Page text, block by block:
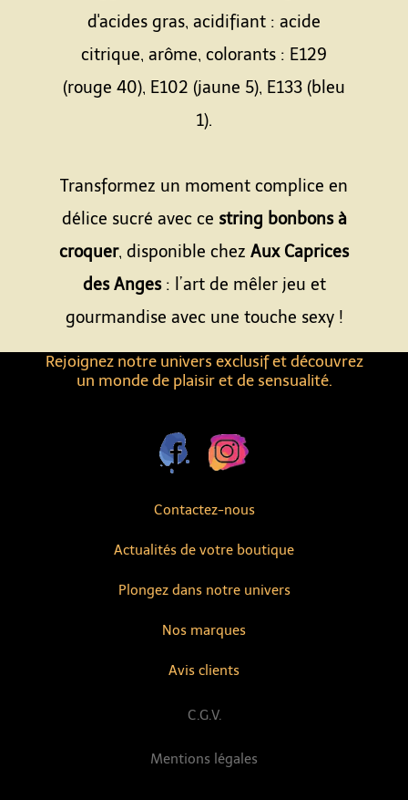
Contactez-nous
Actualités de votre boutique
Avis clients
Nos marques
Rejoignez notre univers exclusif et découvrez
un monde de plaisir et de sensualité.
Plongez dans notre univers
Mentions légales
C.G.V.
d'acides gras, acidifiant : acide
citrique, arôme, colorants : E129
(rouge 40), E102 (jaune 5), E133 (bleu
1).
Transformez un moment complice en
délice sucré avec ce string bonbons à
croquer, disponible chez Aux Caprices
des Anges: l’art de mêler jeu et
gourmandise avec une touche sexy !